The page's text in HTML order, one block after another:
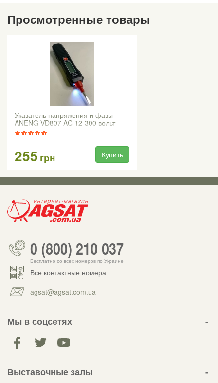
Просмотренные товары
Указатель напряжения и фазы
ANENG VD807 AC 12-300 вольт
255 грн Купить
0 (800) 210 037
Бесплатно со всех номеров по Украине
Все контактные номера
agsat@agsat.com.ua
Мы в соцсетях
Выставочные залы